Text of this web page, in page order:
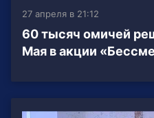
27 апреля в 21:12
60 тысяч омичей
Мая в акции